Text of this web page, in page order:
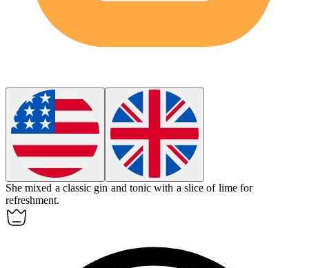
She mixed a classic gin and tonic with a slice of lime for
refreshment.